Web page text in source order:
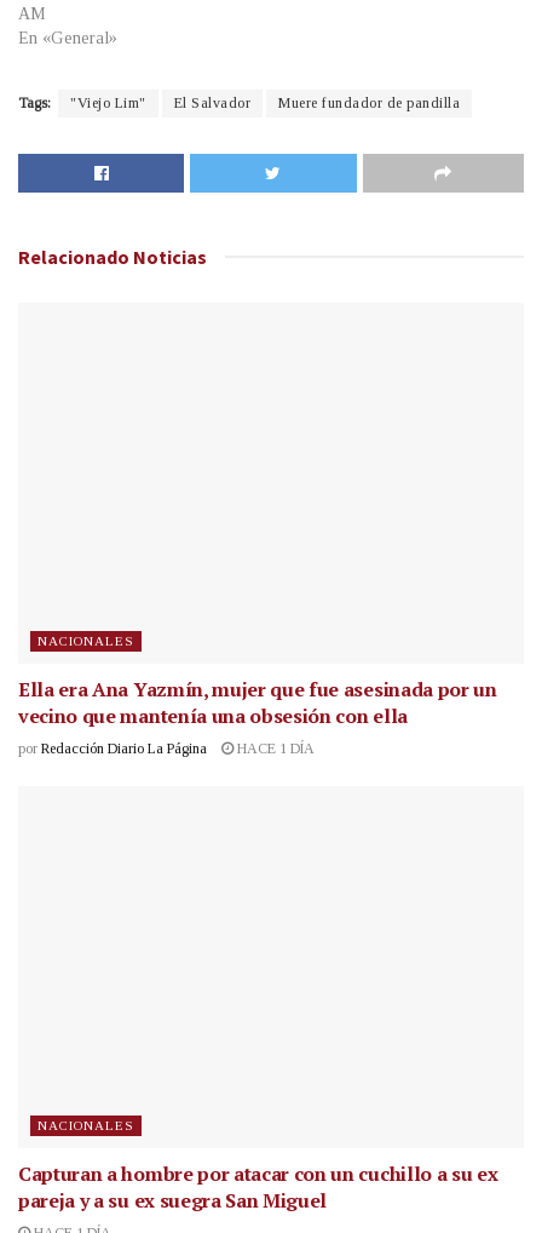
AM
En «General»
Tags: "Viejo Lim" El Salvador Muere fundador de pandilla
Relacionado Noticias
NACIONALES
Ella era Ana Yazmín, mujer que fue asesinada por un
vecino que mantenía una obsesión con ella
por Redacción Diario La Página HACE 1 DÍA
NACIONALES
Capturan a hombre por atacar con un cuchillo a su ex
pareja y a su ex suegra San Miguel